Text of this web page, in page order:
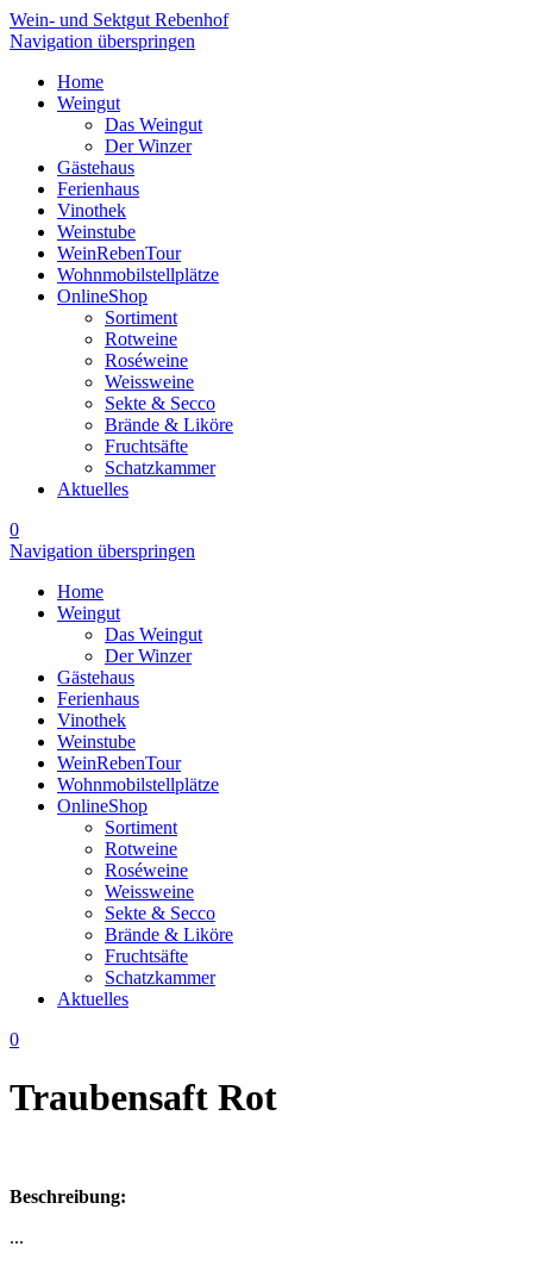
Wein- und Sektgut Rebenhof
Navigation überspringen
Home
Weingut
Das Weingut
Der Winzer
Gästehaus
Ferienhaus
Vinothek
Weinstube
WeinRebenTour
Wohnmobilstellplätze
OnlineShop
Sortiment
Rotweine
Roséweine
Weissweine
Sekte & Secco
Brände & Liköre
Fruchtsäfte
Schatzkammer
Aktuelles
0
Navigation überspringen
Home
Weingut
Das Weingut
Der Winzer
Gästehaus
Ferienhaus
Vinothek
Weinstube
WeinRebenTour
Wohnmobilstellplätze
OnlineShop
Sortiment
Rotweine
Roséweine
Weissweine
Sekte & Secco
Brände & Liköre
Fruchtsäfte
Schatzkammer
Aktuelles
0
Traubensaft Rot
Beschreibung:
...